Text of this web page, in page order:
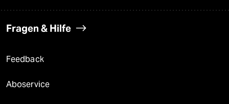
Fragen & Hilfe
Feedback
Aboservice